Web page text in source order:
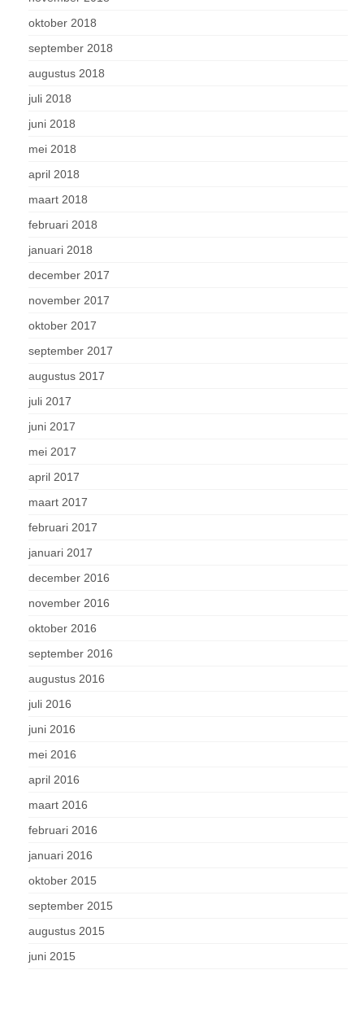
oktober 2018
september 2018
augustus 2018
juli 2018
juni 2018
mei 2018
april 2018
maart 2018
februari 2018
januari 2018
december 2017
november 2017
oktober 2017
september 2017
augustus 2017
juli 2017
juni 2017
mei 2017
april 2017
maart 2017
februari 2017
januari 2017
december 2016
november 2016
oktober 2016
september 2016
augustus 2016
juli 2016
juni 2016
mei 2016
april 2016
maart 2016
februari 2016
januari 2016
oktober 2015
september 2015
augustus 2015
juni 2015